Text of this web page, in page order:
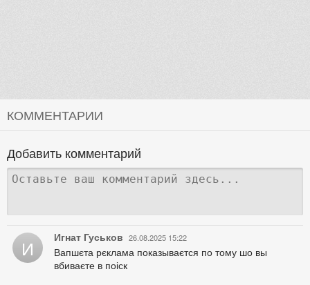
КОММЕНТАРИИ
Добавить комментарий
И Игнат Гуськов 26.08.2025 15:22
Вапшєта рєклама показываєтся по тому шо вы
вбиваєте в поіск